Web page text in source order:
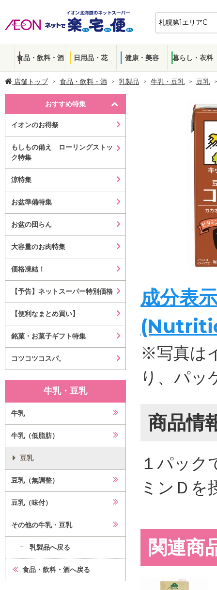
食品・飲料・酒 日用品・花 健康・美容 暮らし・衣料
店舗トップ 食品・飲料・酒 乳製品 牛乳・豆乳 豆乳
おすすめ特集
イオンのお得祭
もしもの備え ローリングストッ
ク特集
涼特集
お盆準備特集
お盆の団らん
大容量のお肉特集
価格凍結！
【予告】ネットスーパー特別価格
【便利なまとめ買い】
銘菓・お菓子ギフト特集
コツコツコスパ。
牛乳・豆乳
牛乳
牛乳（低脂肪）
豆乳
豆乳（無調整）
豆乳（味付）
その他の牛乳・豆乳
乳製品へ戻る
食品・飲料・酒へ戻る
成分表
※写真は
り、パッ
商品情
１パック
ミンＤを
関連商